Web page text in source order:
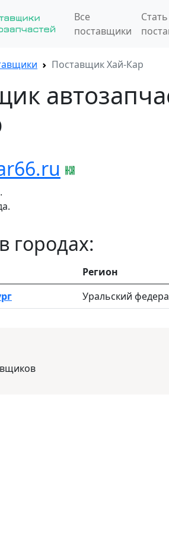
Все
поставщики
Стать
Поставщик Хай-Кар
городах:
Регион
Уральский